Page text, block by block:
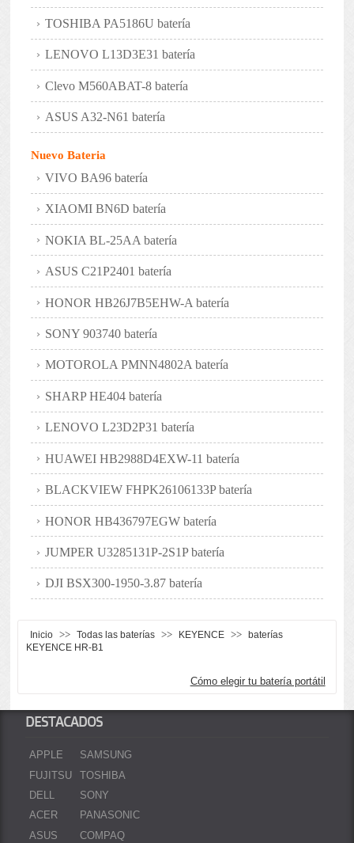
TOSHIBA PA5186U batería
LENOVO L13D3E31 batería
Clevo M560ABAT-8 batería
ASUS A32-N61 batería
Nuevo Bateria
VIVO BA96 batería
XIAOMI BN6D batería
NOKIA BL-25AA batería
ASUS C21P2401 batería
HONOR HB26J7B5EHW-A batería
SONY 903740 batería
MOTOROLA PMNN4802A batería
SHARP HE404 batería
LENOVO L23D2P31 batería
HUAWEI HB2988D4EXW-11 batería
BLACKVIEW FHPK26106133P batería
HONOR HB436797EGW batería
JUMPER U3285131P-2S1P batería
DJI BSX300-1950-3.87 batería
Inicio >> Todas las baterías >> KEYENCE >>
baterías
KEYENCE HR-B1
Cómo elegir tu batería portátil
DESTACADOS
APPLE
FUJITSU
DELL
ACER
ASUS
SAMSUNG
TOSHIBA
SONY
PANASONIC
COMPAQ